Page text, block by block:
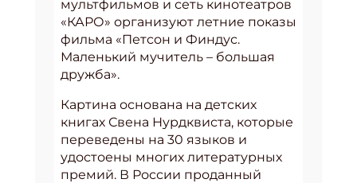
мультфильмов и сеть кинотеатров
«КАРО» организуют летние показы
фильма «Петсон и Финдус.
Маленький мучитель – большая
дружба».
Картина основана на детских
книгах Свена Нурдквиста, которые
переведены на 30 языков и
удостоены многих литературных
премий. В России проданный